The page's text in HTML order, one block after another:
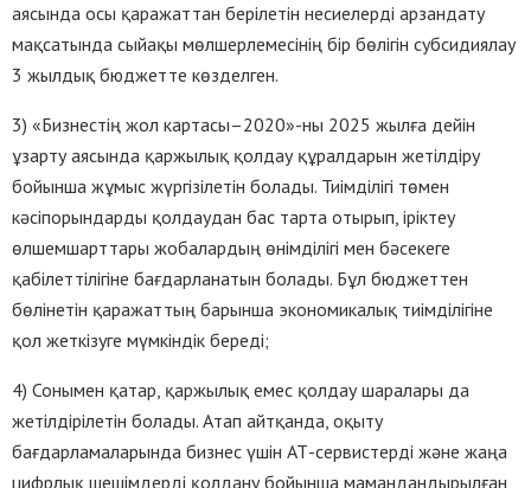
аясында осы қаражаттан берілетін несиелерді арзандату
мақсатында сыйақы мөлшерлемесінің бір бөлігін субсидиялау
3 жылдық бюджетте көзделген.
3) «Бизнестің жол картасы–2020»-ны 2025 жылға дейін
ұзарту аясында қаржылық қолдау құралдарын жетілдіру
бойынша жұмыс жүргізілетін болады. Тиімділігі төмен
кәсіпорындарды қолдаудан бас тарта отырып, іріктеу
өлшемшарттары жобалардың өнімділігі мен бәсекеге
қабілеттілігіне бағдарланатын болады. Бұл бюджеттен
бөлінетін қаражаттың барынша экономикалық тиімділігіне
қол жеткізуге мүмкіндік береді;
4) Сонымен қатар, қаржылық емес қолдау шаралары да
жетілдірілетін болады. Атап айтқанда, оқыту
бағдарламаларында бизнес үшін АТ-сервистерді және жаңа
цифрлық шешімдерді қолдану бойынша мамандандырылған